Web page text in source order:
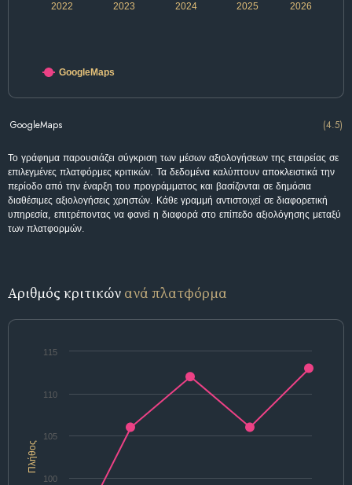
2022 2024 2026
2023 2025
GoogleMaps
GoogleMaps (4.5)
Το γράφημα παρουσιάζει σύγκριση των μέσων αξιολογήσεων της εταιρείας σε
επιλεγμένες πλατφόρμες κριτικών. Τα δεδομένα καλύπτουν αποκλειστικά την
περίοδο από την έναρξη του προγράμματος και βασίζονται σε δημόσια
διαθέσιμες αξιολογήσεις χρηστών. Κάθε γραμμή αντιστοιχεί σε διαφορετική
υπηρεσία, επιτρέποντας να φανεί η διαφορά στο επίπεδο αξιολόγησης μεταξύ
των πλατφορμών.
Αριθμός κριτικών ανά πλατφόρμα
Πλήθος
100
105
110
115